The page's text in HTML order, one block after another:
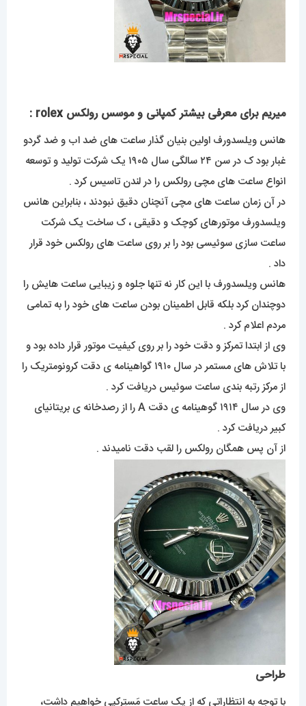
میریم برای معرفی بیشتر کمپانی و موسس رولکس role x
:
هانس ویلسدورف اولین بنیان گذار ساعت های ضد اب و ضد گردو
غبار بود ک در سن ۲۴ سالگی سال ۱۹۰۵ یک شرکت تولید و توسعه
انواع ساعت های مچی رولکس را در لندن تاسیس کرد .
در آن زمان ساعت های مچی آنچنان دقیق نبودند ، بنابراین هانس
ویلسدورف موتورهای کوچک و دقیقی ، ک ساخت یک شرکت
ساعت سازی سوئیسی بود را بر روی ساعت های رولکس خود قرار
داد .
هانس ویلسدورف با این کار نه تنها جلوه و زیبایی ساعت هایش را
دوچندان کرد بلکه قابل اطمینان بودن ساعت های خود را به تمامی
مردم اعلام کرد .
وی از ابتدا تمرکز و دقت خود را بر روی کیفیت موتور قرار داده بود و
با تلاش های مستمر در سال ۱۹۱۰ گواهینامه ی دقت کرونومتریک را
از مرکز رتبه بندی ساعت سوئیس دریافت کرد .
وی در سال ۱۹۱۴ گوهینامه ی دقت A را از رصدخانه ی بریتانیای
کبیر دریافت کرد .
از آن پس همگان رولکس را لقب دقت نامیدند .
طراحی
با توجه به انتظاراتی که از یک ساعت مَستِرکپی خواهیم داشت،